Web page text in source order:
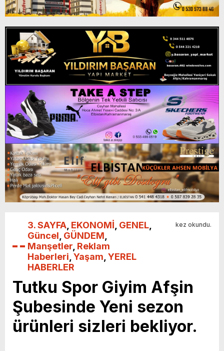
3. SAYFA EKONOMİ GENEL
Güncel GÜNDEM
Manşetler Reklam
Haberleri Yaşam YEREL
HABERLER
kez okundu.
Tutku Spor Giyim Afşin
Şubesinde Yeni sezon
ürünleri sizleri bekliyor.